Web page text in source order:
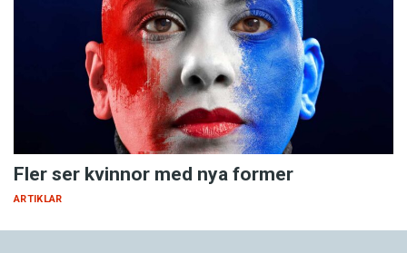
Fler ser kvinnor med nya former
ARTIKLAR